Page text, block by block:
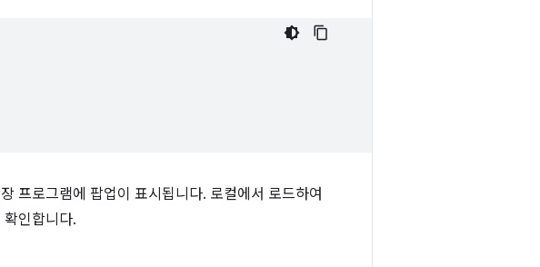
프로그램에 팝업이 표시됩니다. 로컬에서 로드하여
인합니다.